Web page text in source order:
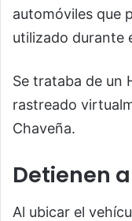
automóviles que
utilizado durante
Se trataba de un
rastreado
Chaveña.
Detienen
Al ubicar el